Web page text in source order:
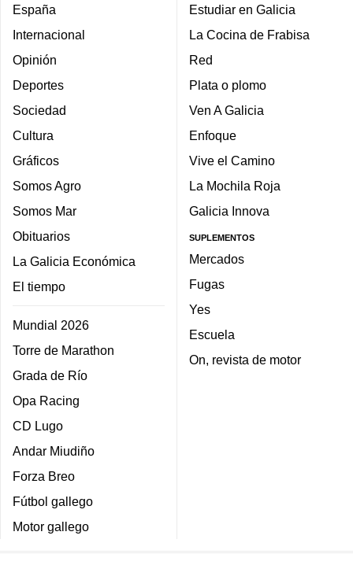
España
Internacional
Opinión
Deportes
Sociedad
Cultura
Gráficos
Somos Agro
Somos Mar
Obituarios
La Galicia Económica
El tiempo
Mundial 2026
Torre de Marathon
Grada de Río
Opa Racing
CD Lugo
Andar Miudiño
Forza Breo
Fútbol gallego
Motor gallego
Estudiar en Galicia
La Cocina de Frabisa
Red
Plata o plomo
Ven A Galicia
Enfoque
Vive el Camino
La Mochila Roja
Galicia Innova
SUPLEMENTOS
Mercados
Fugas
Yes
Escuela
On, revista de motor